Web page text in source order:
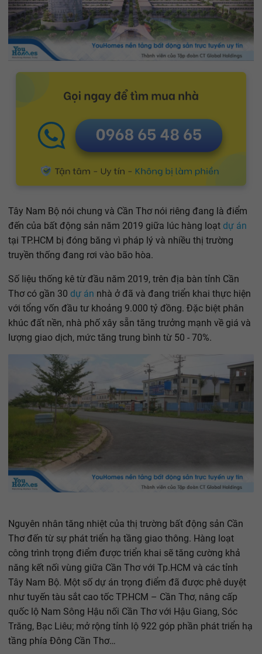
Tây Nam Bộ nói chung và Cần Thơ nói riêng đang là điểm
đến của bất động sản năm 2019 giữa lúc hàng loạt dự án
tại TP.HCM bị đóng băng vì pháp lý và nhiều thị trường
truyền thống đang rơi vào bão hòa.
Số liệu thống kê từ đầu năm 2019, trên địa bàn tỉnh Cần
Thơ có gần 30 dự án nhà ở đã và đang triển khai thực hiện
với tổng vốn đầu tư khoảng 9.000 tỷ đồng. Đặc biệt phân
khúc đất nền, nhà phố xây sẵn tăng trưởng mạnh về giá và
lượng giao dịch, mức tăng trung bình từ 50 - 70%.
Nguyên nhân tăng nhiệt của thị trường bất động sản Cần
Thơ đến từ sự phát triển hạ tầng giao thông. Hàng loạt
công trình trọng điểm được triển khai sẽ tăng cường khả
năng kết nối vùng giữa Cần Thơ với Tp.HCM và các tỉnh
Tây Nam Bộ. Một số dự án trọng điểm đã được phê duyệt
như tuyến tàu sắt cao tốc TP.HCM – Cần Thơ, nâng cấp
quốc lộ Nam Sông Hậu nối Cần Thơ với Hậu Giang, Sóc
Trăng, Bạc Liêu; mở rộng tỉnh lộ 922 góp phần phát triển hạ
tầng phía Đông Cần Thơ…